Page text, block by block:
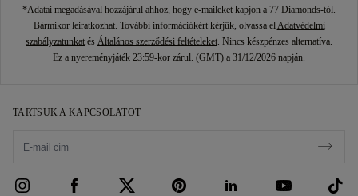
*Adatai megadásával hozzájárul ahhoz, hogy e-maileket kapjon a 77 Diamonds-tól.
Bármikor leiratkozhat. További információkért kérjük, olvassa el Adatvédelmi
szabályzatunkat és Általános szerződési feltételeket . Nincs készpénzes alternatíva.
Ez a nyereményjáték 23:59-kor zárul. (GMT) a 31/12/2026 napján.
TARTSUK A KAPCSOLATOT